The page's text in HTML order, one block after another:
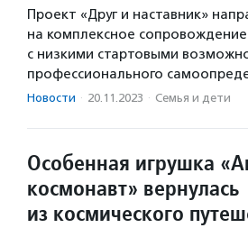
Проект «Друг и наставник»
на комплексное
с низкими стартовыми
профессионального
Новости · 20.11.2023 · Семья и дети
Особенная игрушка
космонавт» вернулась
из космического